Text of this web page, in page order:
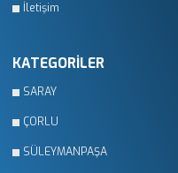
İletişim
KATEGORİLER
SARAY
ÇORLU
SÜLEYMANPAŞA